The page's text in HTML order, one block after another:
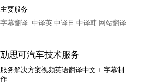
主要服务
字幕翻译 中译英 中译日 中译韩 网站翻译
劢思可汽车技术服务
服务解决方案视频英语翻译中文 + 字幕制
作